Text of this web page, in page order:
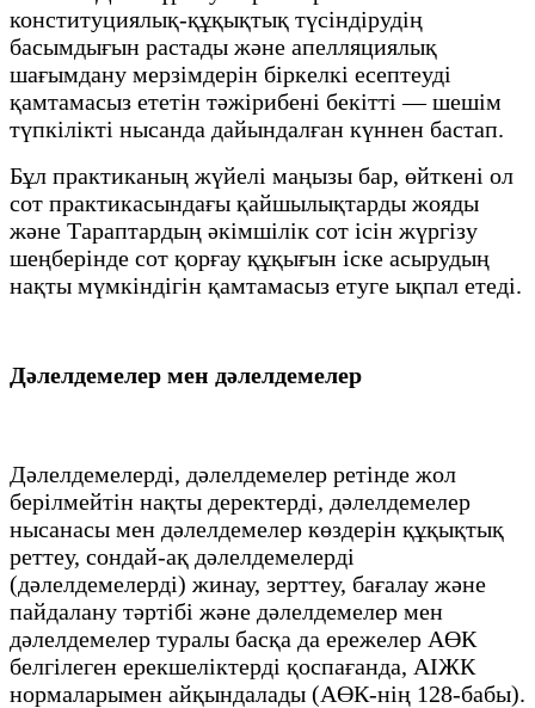
конституциялық-құқықтық түсіндірудің
басымдығын растады және апелляциялық
шағымдану мерзімдерін біркелкі есептеуді
қамтамасыз ететін тәжірибені бекітті — шешім
түпкілікті нысанда дайындалған күннен бастап.
Бұл практиканың жүйелі маңызы бар, өйткені ол
сот практикасындағы қайшылықтарды жояды
және Тараптардың әкімшілік сот ісін жүргізу
шеңберінде сот қорғау құқығын іске асырудың
нақты мүмкіндігін қамтамасыз етуге ықпал етеді.
Дәлелдемелер мен дәлелдемелер
Дәлелдемелерді, дәлелдемелер ретінде жол
берілмейтін нақты деректерді, дәлелдемелер
нысанасы мен дәлелдемелер көздерін құқықтық
реттеу, сондай-ақ дәлелдемелерді
(дәлелдемелерді) жинау, зерттеу, бағалау және
пайдалану тәртібі және дәлелдемелер мен
дәлелдемелер туралы басқа да ережелер АӨК
белгілеген ерекшеліктерді қоспағанда, АІЖК
нормаларымен айқындалады (АӨК-нің 128-бабы).